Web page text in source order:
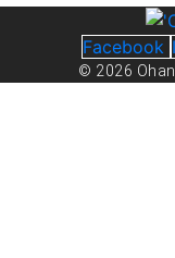
Facebook
© 2026